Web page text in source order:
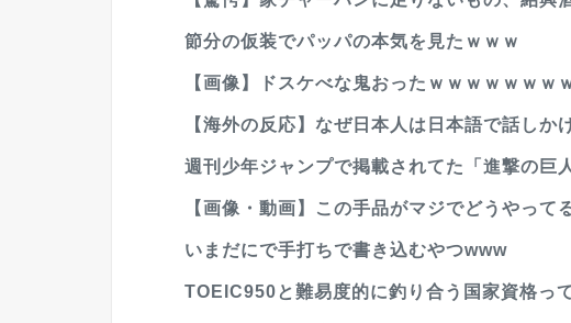
節分の仮装でパッパの本気を見たｗｗｗ
【画像】ドスケべな鬼おったｗｗｗｗｗｗｗ
【海外の反応】なぜ日本人は日本語で話しか
週刊少年ジャンプで掲載されてた「進撃の巨
【画像・動画】この手品がマジでどうやって
いまだにで手打ちで書き込むやつwww
TOEIC950と難易度的に釣り合う国家資格っ